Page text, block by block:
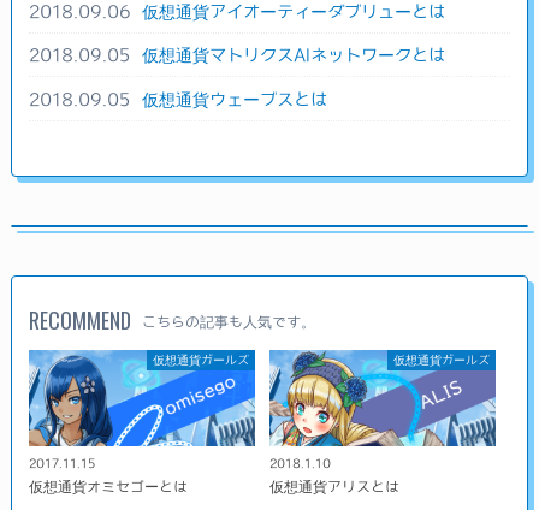
2018.09.06 仮想通貨アイオーティーダブリューとは
2018.09.05 仮想通貨マトリクスAIネットワークとは
2018.09.05 仮想通貨ウェーブスとは
RECOMMEND こちらの記事も人気です。
仮想通貨ガールズ
2017.11.15
仮想通貨オミセゴーとは
仮想通貨ガールズ
2018.1.10
仮想通貨アリスとは